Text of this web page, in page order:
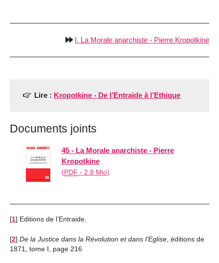
I. La Morale anarchiste - Pierre Kropotkine
Lire : Kropotkine - De l’Entraide à l’Ethique
Documents joints
45 - La Morale anarchiste - Pierre
Kropotkine
(PDF - 2.8 Mio)
[1] Editions de l’Entraide.
[2] De la Justice dans la Révolution et dans l’Eglise , éditions de
1871, tome I, page 216